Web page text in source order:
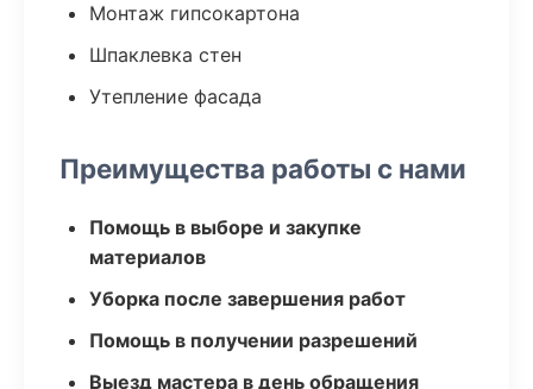
Монтаж гипсокартона
Шпаклевка стен
Утепление фасада
Преимущества работы с нами
Помощь в выборе и закупке
материалов
Уборка после завершения работ
Помощь в получении разрешений
Выезд мастера в день обращения